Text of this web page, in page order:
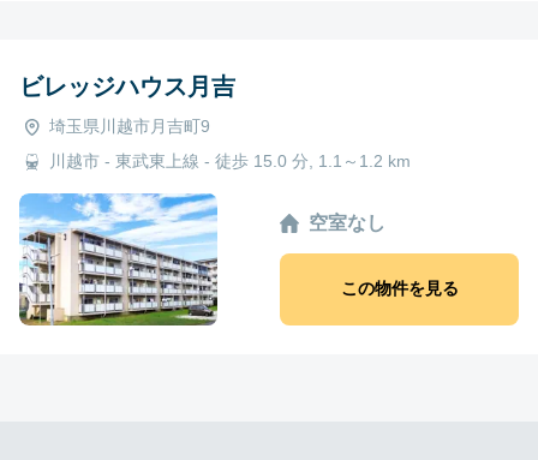
ビレッジハウス月吉
埼玉県川越市月吉町9
川越市 - 東武東上線 - 徒歩 15.0 分, 1.1～1.2 km
空室なし
この物件を見る